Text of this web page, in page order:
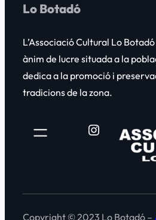
Lo Botadó
L’Associació Cultural Lo Botadó
ànim de lucre situada a la
dedica a la promoció i
tradicions de la zona.
Instagram
Copyright © 2023 Lo Botadó –